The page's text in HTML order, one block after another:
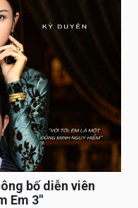
bố diễn viên
Em 3″